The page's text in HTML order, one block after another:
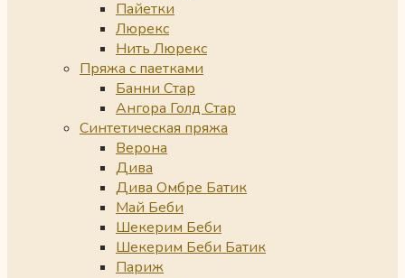
Пайетки
Люрекс
Нить Люрекс
Пряжа с паетками
Банни Стар
Ангора Голд Стар
Синтетическая пряжа
Верона
Дива
Дива Омбре Батик
Май Беби
Шекерим Беби
Шекерим Беби Батик
Париж